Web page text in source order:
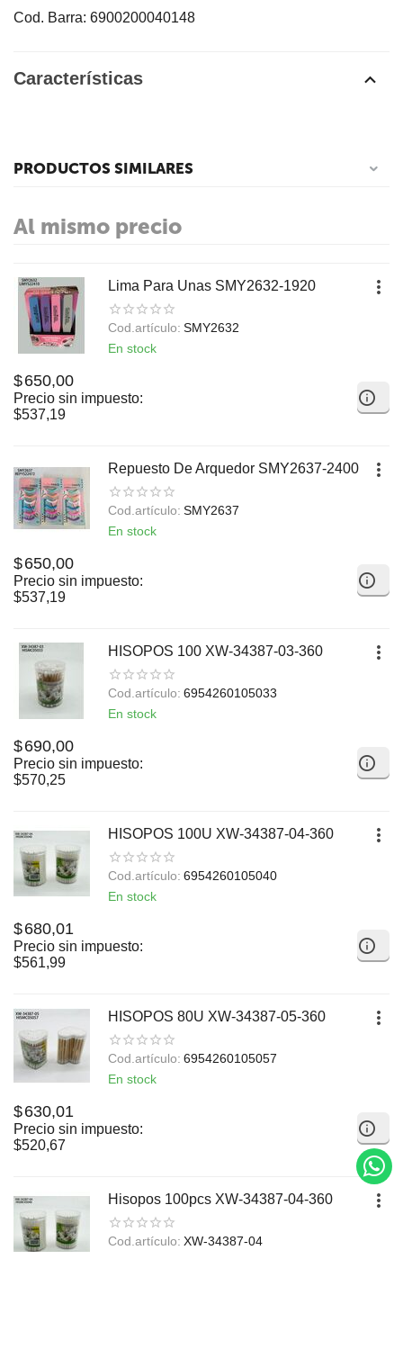
Cod. Barra: 6900200040148
Características
PRODUCTOS SIMILARES
Al mismo precio
Lima Para Unas SMY2632-1920
Cod.artículo: SMY2632
En stock
$650,00
Precio sin impuesto:
$537,19
Repuesto De Arquedor SMY2637-2400
Cod.artículo: SMY2637
En stock
$650,00
Precio sin impuesto:
$537,19
HISOPOS 100 XW-34387-03-360
Cod.artículo: 6954260105033
En stock
$690,00
Precio sin impuesto:
$570,25
HISOPOS 100U XW-34387-04-360
Cod.artículo: 6954260105040
En stock
$680,01
Precio sin impuesto:
$561,99
HISOPOS 80U XW-34387-05-360
Cod.artículo: 6954260105057
En stock
$630,01
Precio sin impuesto:
$520,67
Hisopos 100pcs XW-34387-04-360
Cod.artículo: XW-34387-04